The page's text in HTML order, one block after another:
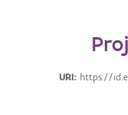
URI https://